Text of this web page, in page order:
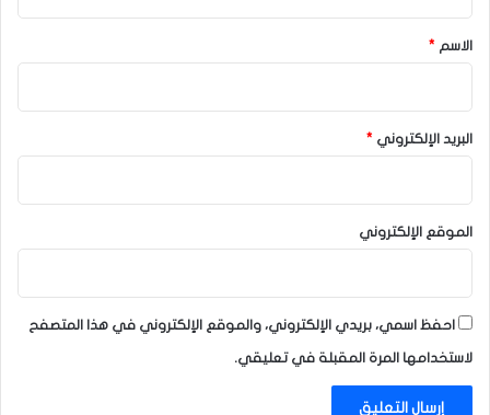
*
الاسم *
البريد الإلكتروني *
الموقع الإلكتروني
احفظ اسمي، بريدي الإلكتروني، والموقع الإلكتروني في هذا المتصفح
لاستخدامها المرة المقبلة في تعليقي.